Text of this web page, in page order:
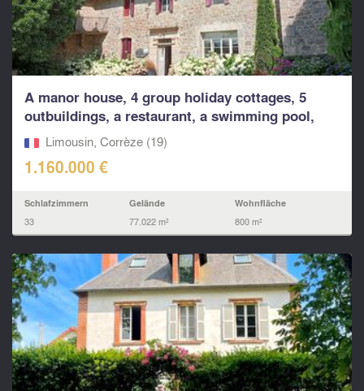
A manor house, 4 group holiday cottages, 5
outbuildings, a restaurant, a swimming pool,
17...Limousin, Corrèze (19)
1.160.000 €
Schlafzimmern
33
Gelände
77.022 m²
Wohnfläche
800 m²